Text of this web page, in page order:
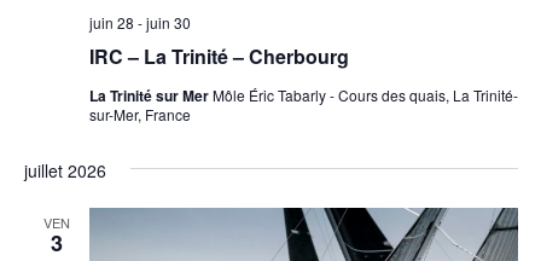
IRC – La Trinité – Cherbourg
juin 28 -juin 30
La Trinité sur MerMôle Éric Tabarly - Cours des quais, La Trinité-
sur-Mer, France
juillet 2026
VEN
3